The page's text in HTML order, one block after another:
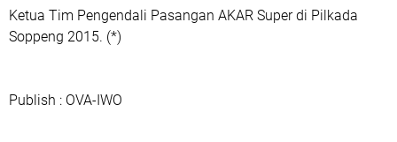
Ketua Tim Pengendali Pasangan AKAR Super di Pilkada
Soppeng 2015. (*)
Publish : OVA-IWO